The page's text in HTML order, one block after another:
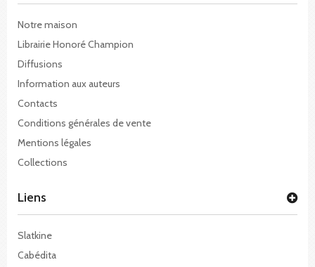
Notre maison
Librairie Honoré Champion
Diffusions
Information aux auteurs
Contacts
Conditions générales de vente
Mentions légales
Collections
Liens
Slatkine
Cabédita